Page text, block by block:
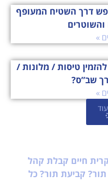
דרך השטיח המעופף
»
טיסות / מלונות /
שב”ס?
»
חיים קבלת קהל
תור? קביעת תור? כל